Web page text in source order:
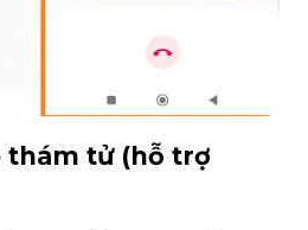
thám tử (hỗ trợ